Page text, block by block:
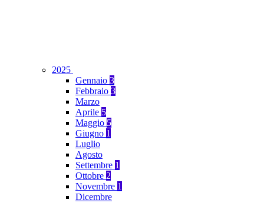
2025
Gennaio 3
Febbraio 3
Marzo
Aprile 5
Maggio 5
Giugno 1
Luglio
Agosto
Settembre 1
Ottobre 2
Novembre 1
Dicembre